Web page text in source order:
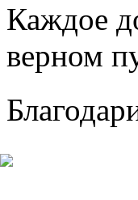
Каждое
верном